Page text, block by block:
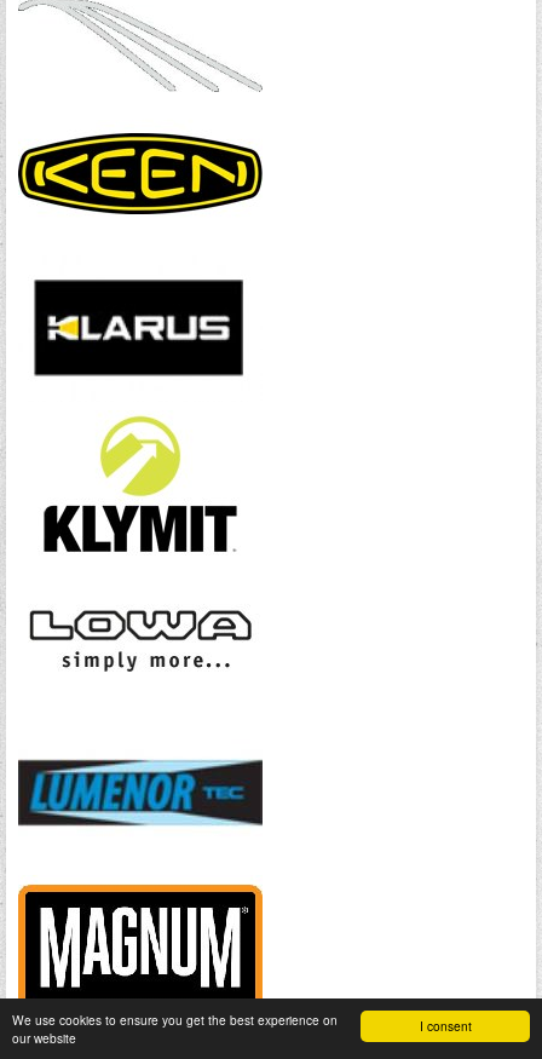
I consent
We use cookies to ensure you get the best experience on
our website